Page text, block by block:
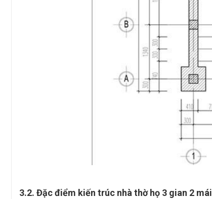
3.2. Đặc điểm kiến trúc nhà thờ họ 3 gian 2 mái